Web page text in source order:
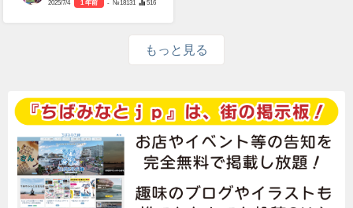
2025/7/4 1 年前 - №18131 516
もっと見る